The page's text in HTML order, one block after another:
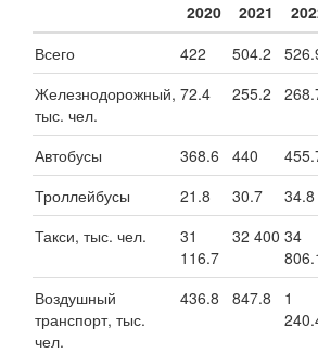
2020 2021
Всего
422 504.2
Железнодорожный,
тыс. чел.
72.4 255.2
Автобусы 368.6 440
Троллейбусы
21.8 30.7 34.8
Такси, тыс. чел.
31
116.7
32 400 34
Воздушный
транспорт, тыс.
чел.
436.8 847.8
1